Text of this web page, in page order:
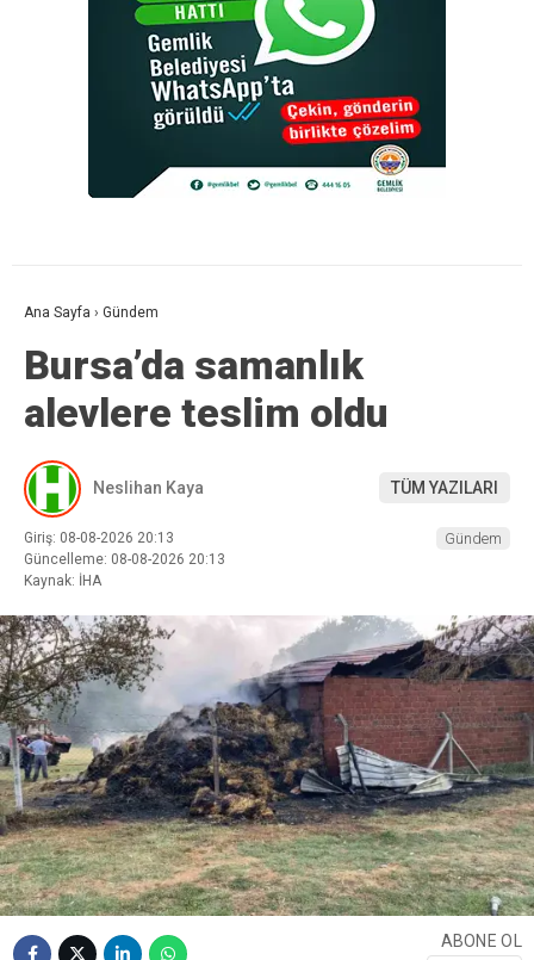
Ana Sayfa › Gündem
Bursa’da samanlık
alevlere teslim oldu
Neslihan Kaya TÜM YAZILARI
Giriş: 08-08-2026 20:13
Güncelleme: 08-08-2026 20:13
Kaynak: İHA
Gündem
ABONE OL